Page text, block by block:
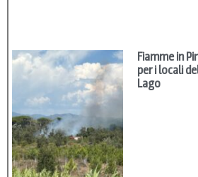
Fiamme in
per i locali
Lago